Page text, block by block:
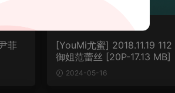
菲
[YouMi尤蜜] 2018.11.19
御姐范蕾丝 [20P-17.13 MB]
2024-05-16